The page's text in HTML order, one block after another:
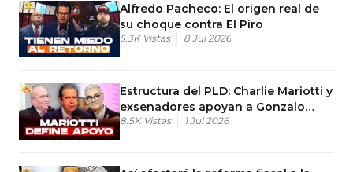
Alfredo Pacheco: El origen real de
su choque contra El Piro
5.3K Vistas 8 Jul 2026
Estructura del PLD: Charlie Mariotti y
exsenadores apoyan a Gonzalo
Castillo
8.5K Vistas 1 Jul 2026